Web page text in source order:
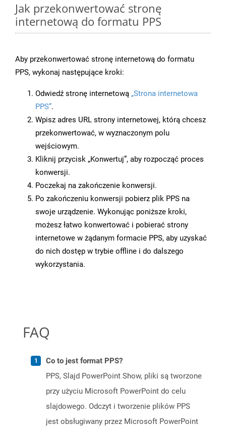
Jak przekonwertować stronę
internetową do formatu PPS
Aby przekonwertować stronę internetową do formatu
PPS, wykonaj następujące kroki:
Odwiedź stronę internetową „Strona internetowa
PPS”.
Wpisz adres URL strony internetowej, którą chcesz
przekonwertować, w wyznaczonym polu
wejściowym.
Kliknij przycisk „Konwertuj”, aby rozpocząć proces
konwersji.
Poczekaj na zakończenie konwersji.
Po zakończeniu konwersji pobierz plik PPS na
swoje urządzenie. Wykonując poniższe kroki,
możesz łatwo konwertować i pobierać strony
internetowe w żądanym formacie PPS, aby uzyskać
do nich dostęp w trybie offline i do dalszego
wykorzystania.
FAQ
Co to jest format PPS?
PPS, Slajd PowerPoint Show, pliki są tworzone
przy użyciu Microsoft PowerPoint do celu
slajdowego. Odczyt i tworzenie plików PPS
jest obsługiwany przez Microsoft PowerPoint